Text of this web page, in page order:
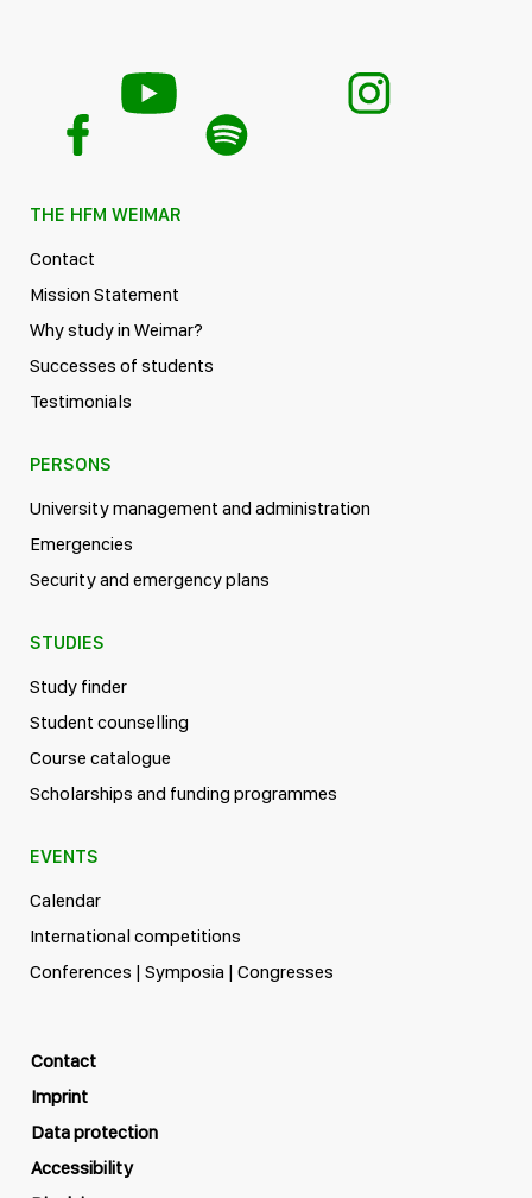
THE HFM WEIMAR
Contact
Mission Statement
Why study in Weimar?
Successes of students
Testimonials
PERSONS
University management and administration
Emergencies
Security and emergency plans
STUDIES
Study finder
Student counselling
Course catalogue
Scholarships and funding programmes
EVENTS
Calendar
International competitions
Conferences | Symposia | Congresses
Contact
Imprint
Data protection
Accessibility